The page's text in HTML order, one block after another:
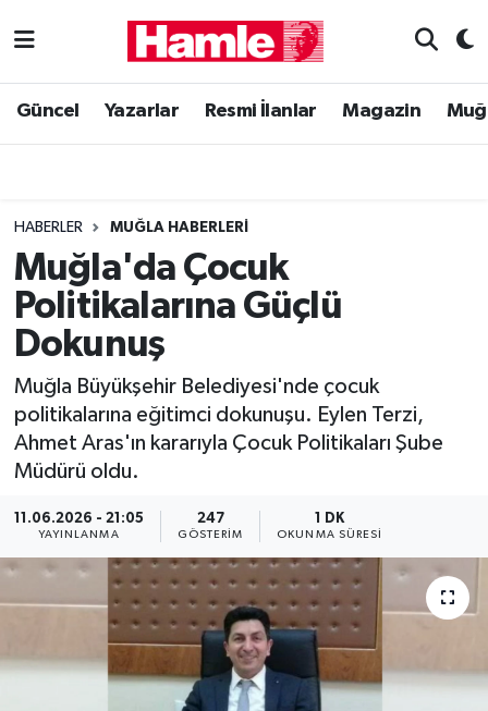
Güncel Yazarlar Resmi İlanlar Magazin
HABERLER MUĞLA HABERLERI
Muğla'da Çocuk
Politikalarına Güçlü
Dokunuş
Muğla Büyükşehir Belediyesi'nde çocuk
politikalarına eğitimci dokunuşu. Eylen Terzi,
Ahmet Aras'ın kararıyla Çocuk Politikaları Şube
Müdürü oldu.
11.06.2026 - 21:05
YAYINLANMA
247
GÖSTERIM
1 DK
OKUNMA SÜRESI
Güncel
Magazin
Muğla Haber
Siyaset
Muğla Nöbetçi Eczaneler
Muğla Trafik Yoğunluk Haritası
Süper Lig Puan Durumu ve Fikstür
Tüm Manşetler
Son Dakika Haberleri
Haber Arşivi